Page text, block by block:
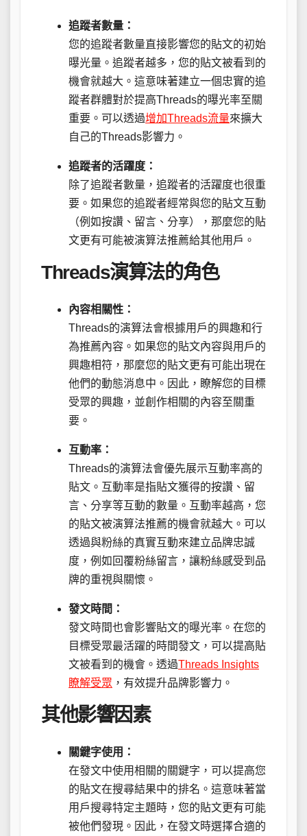
追蹤者數量：
您的追蹤者數量直接影響您的貼文的初始
曝光量。追蹤者越多，您的貼文被看到的
機會就越大。這意味著建立一個忠實的追
蹤者群體對於提高Threads的曝光率至關
重要。可以透過增加Threads流量來擴大
自己的Threads影響力。
追蹤者的活躍度：
除了追蹤者數量，追蹤者的活躍度也很重
要。如果您的追蹤者經常與您的貼文互動
（例如按讚、留言、分享），那麼您的貼
文更有可能被演算法推薦給其他用戶。
Threads演算法的角色
內容相關性：
Threads的演算法會根據用戶的興趣和行
為推薦內容。如果您的貼文內容與用戶的
興趣相符，那麼您的貼文更有可能出現在
他們的動態消息中。因此，瞭解您的目標
受眾的興趣，並創作相關的內容至關重
要。
互動率：
Threads的演算法會優先展示互動率高的
貼文。互動率是指貼文獲得的按讚、留
言、分享等互動的數量。互動率越高，您
的貼文被演算法推薦的機會就越大。可以
透過與粉絲的真實互動來建立品牌忠誠
度，例如回覆粉絲留言，讓粉絲感受到品
牌的重視與關懷。
發文時間：
發文時間也會影響貼文的曝光率。在您的
目標受眾最活躍的時間發文，可以提高貼
文被看到的機會。透過Threads Insights
瞭解受眾 ，有效提升品牌影響力。
其他影響因素
關鍵字使用：
在發文中使用相關的關鍵字，可以提高您
的貼文在搜尋結果中的排名。這意味著當
用戶搜尋特定主題時，您的貼文更有可能
被他們發現。因此，在發文時選擇合適的